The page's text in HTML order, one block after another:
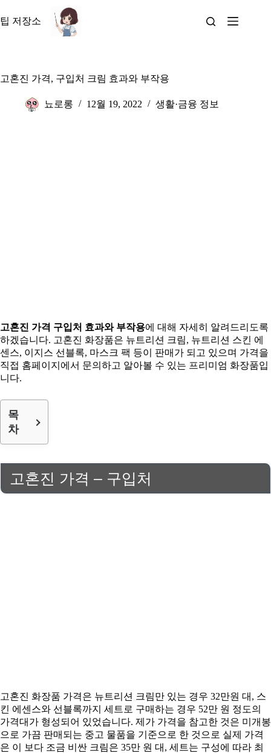
문
뛰
팁 저장소
고혼진 가격, 구입처 크림 효과와 부작용
뇨로롱 12월 19, 2022 생활·금융 정보
고혼진 가격 구입처 효과와 부작용에 대해 자세히 알려드리도록
하겠습니다. 고혼진 화장품은 뉴트리션 크림, 뉴트리션 스킨 에
센스, 이지스 선블록, 마스크 팩 등이 판매가 되고 있으며 가격을
직접 홈페이지에서 문의하고 알아볼 수 있는 프리미엄 화장품입
니다.
목
차
고혼진 가격 – 구입처
고혼진 화장품 가격은 뉴트리션 크림만 있는 경우 32만원 대, 스
킨 에센스와 선블록까지 세트로 구매하는 경우 52만 원 정도의
가격대가 형성되어 있었습니다. 제가 가격을 참고한 것은 미개봉
으로 가끔 판매되는 중고 물품을 기준으로 한 것으로 실제 가격
은 이 보다 조금 비싼 크림은 35만 원 대, 세트는 구성에 따라 최